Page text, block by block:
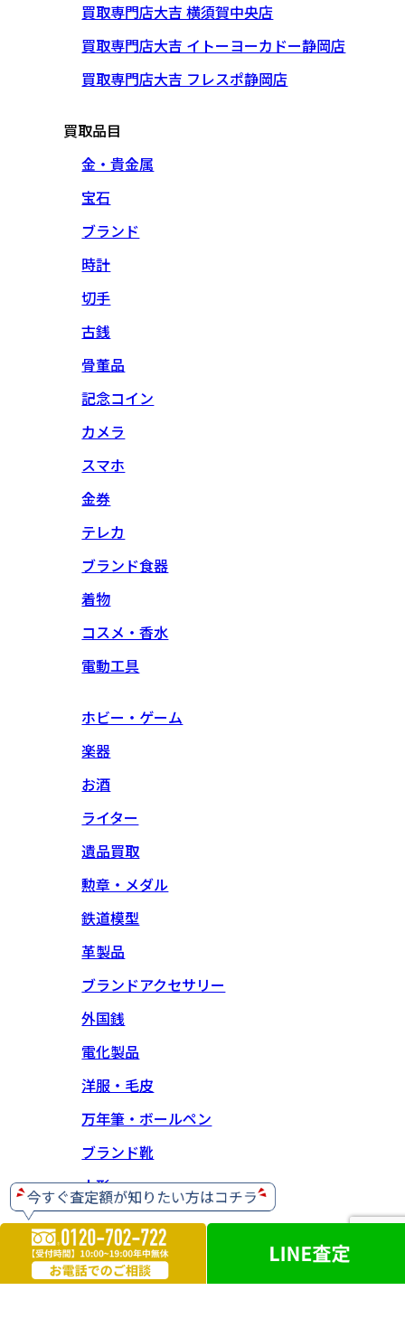
買取専門店大吉 横須賀中央店
買取専門店大吉 イトーヨーカドー静岡店
買取専門店大吉 フレスポ静岡店
買取品目
金・貴金属
宝石
ブランド
時計
切手
古銭
骨董品
記念コイン
カメラ
スマホ
金券
テレカ
ブランド食器
着物
コスメ・香水
電動工具
ホビー・ゲーム
楽器
お酒
ライター
遺品買取
勲章・メダル
鉄道模型
革製品
ブランドアクセサリー
外国銭
電化製品
洋服・毛皮
万年筆・ボールペン
ブランド靴
人形